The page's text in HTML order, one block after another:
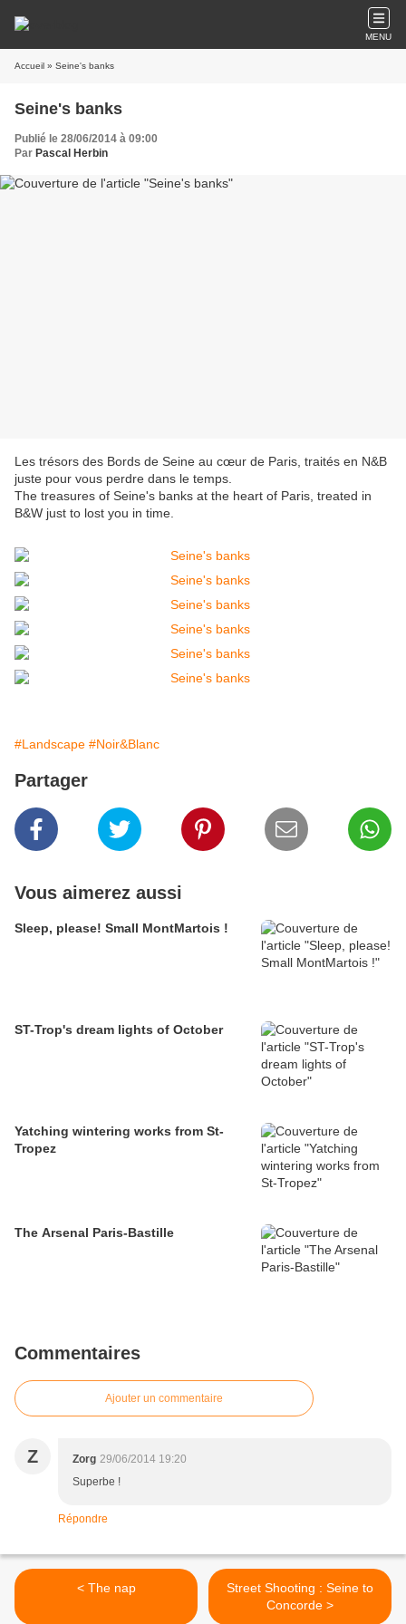
MENU
Accueil » Seine's banks
Seine's banks
Publié le 28/06/2014 à 09:00
Par Pascal Herbin
Les trésors des Bords de Seine au cœur de Paris, traités en N&B
juste pour vous perdre dans le temps.
The treasures of Seine's banks at the heart of Paris, treated in
B&W just to lost you in time.
#Landscape #Noir&Blanc
Partager
Vous aimerez aussi
Sleep, please! Small MontMartois !
ST-Trop's dream lights of October
Yatching wintering works from St-
Tropez
The Arsenal Paris-Bastille
Commentaires
Ajouter un commentaire
Z Zorg 29/06/2014 19:20
Superbe !
Répondre
< The nap
Street Shooting : Seine to
Concorde >